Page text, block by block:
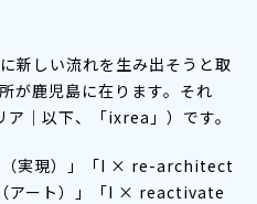
新しい流れを生み出そうと取
が鹿児島に在ります。それ
｜以下、「ixrea」）です。
実現）」「I × re-architect
ート）」「I × reactivate